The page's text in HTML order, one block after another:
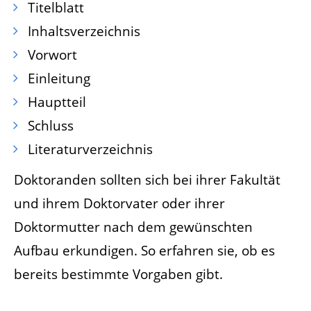
Titelblatt
Inhaltsverzeichnis
Vorwort
Einleitung
Hauptteil
Schluss
Literaturverzeichnis
Doktoranden sollten sich bei ihrer Fakultät
und ihrem Doktorvater oder ihrer
Doktormutter nach dem gewünschten
Aufbau erkundigen. So erfahren sie, ob es
bereits bestimmte Vorgaben gibt.